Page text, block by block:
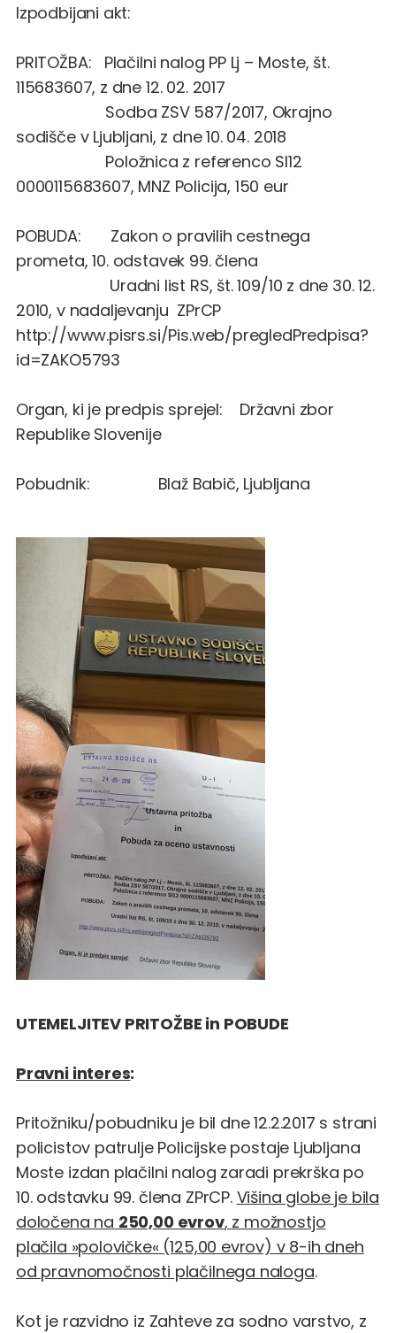
Izpodbijani akt:
PRITOŽBA: Plačilni nalog PP Lj – Moste, št.
115683607, z dne 12. 02. 2017
Sodba ZSV 587/2017, Okrajno
sodišče v Ljubljani, z dne 10. 04. 2018
Položnica z referenco SI12
0000115683607, MNZ Policija, 150 eur
POBUDA: Zakon o pravilih cestnega
prometa, 10. odstavek 99. člena
Uradni list RS, št. 109/10 z dne 30. 12.
2010, v nadaljevanju ZPrCP
http://www.pisrs.si/Pis.web/pregledPredpisa?
id=ZAKO5793
Organ, ki je predpis sprejel: Državni zbor
Republike Slovenije
Pobudnik: Blaž Babič, Ljubljana
UTEMELJITEV PRITOŽBE in POBUDE
Pravni interes:
Pritožniku/pobudniku je bil dne 12.2.2017 s strani
policistov patrulje Policijske postaje Ljubljana
Moste izdan plačilni nalog zaradi prekrška po
10. odstavku 99. člena ZPrCP. Višina globe je bila
določena na 250,00 evrov, z možnostjo
plačila »polovičke« (125,00 evrov) v 8-ih dneh
od pravnomočnosti plačilnega naloga.
Kot je razvidno iz Zahteve za sodno varstvo, z